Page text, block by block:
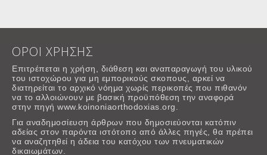
ΟΡΟΙ ΧΡΗΣΗΣ
Επιτρέπεται η χρήση, διάθεση και αναπαραγωγή του υλικού
του ιστοχώρου για μη εμπορικούς σκοπους, αρκεί να
διατηρείται το αρχικό νόημα χωρίς περικοπές που πιθανόν
να το αλλοιώνουν με βασική προϋπόθεση την αναφορά
στην πηγή www.koinoniaorthodoxias.org.
Για αναδημοσίευση άρθρων που δημοσιεύονται κατόπιν
αδείας στον παρόντα ιστότοπο από άλλες πηγές, θα πρέπει
να αναζητηθεί η άδεια του κατόχου των πνευματικών
δικαιωμάτων.